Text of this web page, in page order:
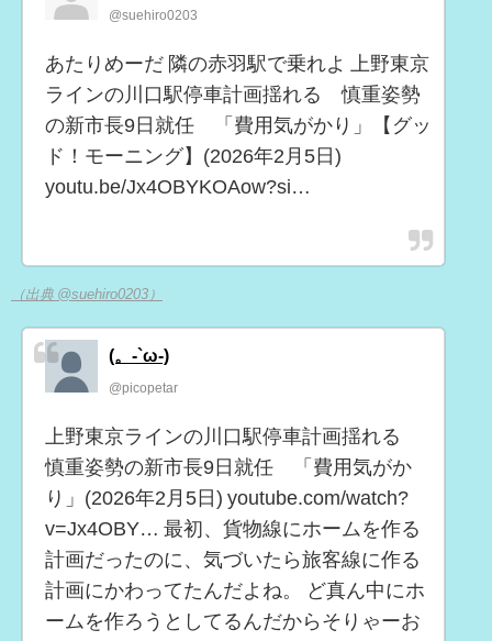
@suehiro0203
あたりめーだ 隣の赤羽駅で乗れよ 上野東京
ラインの川口駅停車計画揺れる 慎重姿勢
の新市長9日就任 「費用気がかり」【グッ
ド！モーニング】(2026年2月5日)
youtu.be/Jx4OBYKOAow?si…
（出典 @suehiro0203）
(。-`ω-)
@picopetar
上野東京ラインの川口駅停車計画揺れる
慎重姿勢の新市長9日就任 「費用気がか
り」(2026年2月5日) youtube.com/watch?
v=Jx4OBY… 最初、貨物線にホームを作る
計画だったのに、気づいたら旅客線に作る
計画にかわってたんだよね。 ど真ん中にホ
ームを作ろうとしてるんだからそりゃーお